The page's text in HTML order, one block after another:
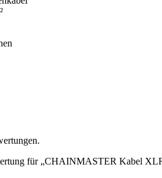
für „CHAINMASTER Kabel